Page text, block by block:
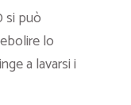
si può
lo
a lavarsi i